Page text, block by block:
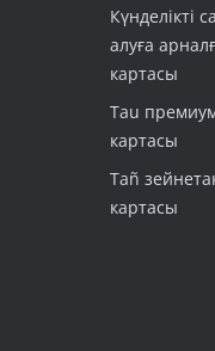
Күнделікті
алуға
картасы
Tau
картасы
Tañ
картасы